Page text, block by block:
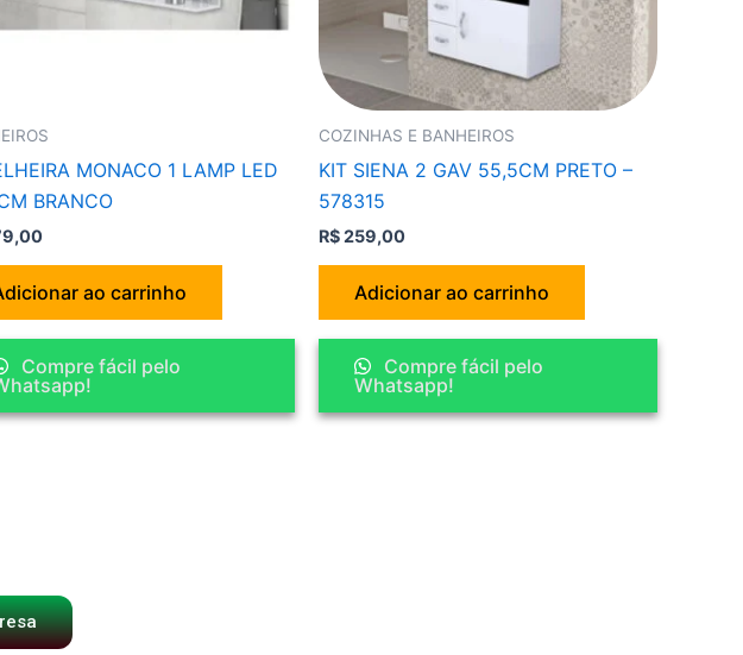
MONACO 1 LAMP LED
BRANCO
ao carrinho
Compre fácil pelo
COZINHAS E BANHEIROS
KIT SIENA 2 GAV 55,5CM PRETO –
578315
R$259,00
Adicionar ao carrinho
Compre fácil pelo
Whatsapp!